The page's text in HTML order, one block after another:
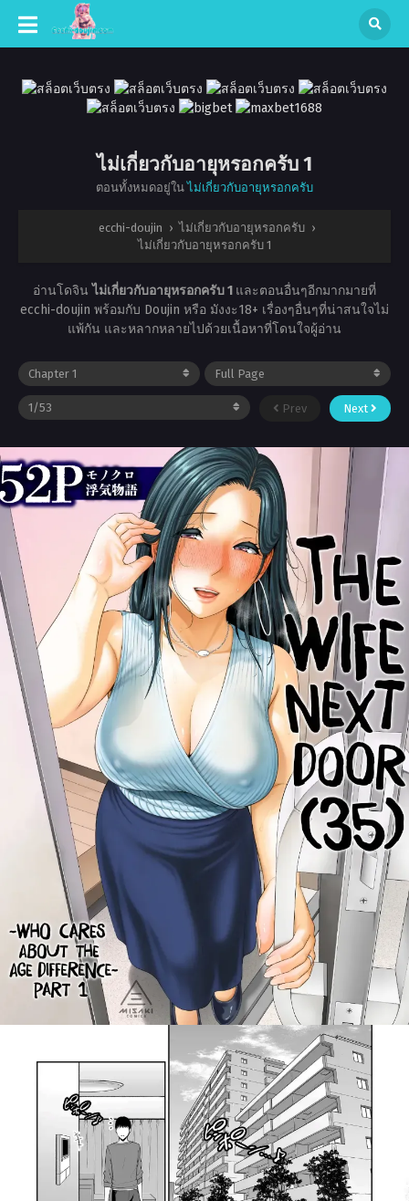
ไม่เกี่ยวกับอายุหรอกครับ 1
ตอนทั้งหมดอยู่ในไม่เกี่ยวกับอายุหรอกครับ
ecchi-doujin › ไม่เกี่ยวกับอายุหรอกครับ ›
ไม่เกี่ยวกับอายุหรอกครับ 1
อ่านโดจินไม่เกี่ยวกับอายุหรอกครับ 1 และตอนอื่นๆอีกมากมายที่
ecchi-doujin พร้อมกับ Doujin หรือ มังงะ18+ เรื่องๆอื่นๆที่น่าสนใจไม่
แพ้กัน และหลากหลายไปด้วยเนื้อหาที่โดนใจผู้อ่าน
Prev Next